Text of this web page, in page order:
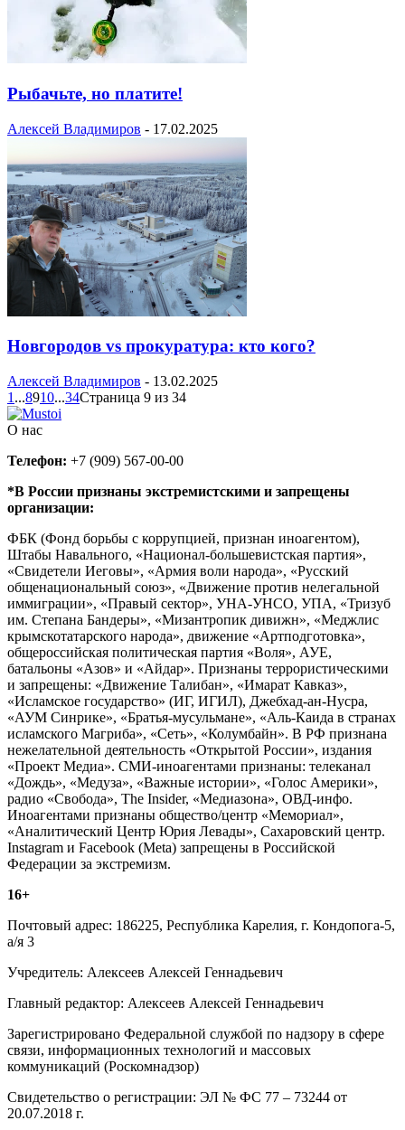
Рыбачьте, но платите!
Алексей Владимиров - 17.02.2025
Новгородов vs прокуратура: кто кого?
Алексей Владимиров - 13.02.2025
1 ...8910...34Страница 9 из 34
О нас
Телефон: +7 (909) 567-00-00
*В России признаны экстремистскими и запрещены
организации:
ФБК (Фонд борьбы с коррупцией, признан иноагентом),
Штабы Навального, «Национал-большевистская партия»,
«Свидетели Иеговы», «Армия воли народа», «Русский
общенациональный союз», «Движение против нелегальной
иммиграции», «Правый сектор», УНА-УНСО, УПА, «Тризуб
им. Степана Бандеры», «Мизантропик дивижн», «Меджлис
крымскотатарского народа», движение «Артподготовка»,
общероссийская политическая партия «Воля», АУЕ,
батальоны «Азов» и «Айдар». Признаны террористическими
и запрещены: «Движение Талибан», «Имарат Кавказ»,
«Исламское государство» (ИГ, ИГИЛ), Джебхад-ан-Нусра,
«АУМ Синрике», «Братья-мусульмане», «Аль-Каида в странах
исламского Магриба», «Сеть», «Колумбайн». В РФ признана
нежелательной деятельность «Открытой России», издания
«Проект Медиа». СМИ-иноагентами признаны: телеканал
«Дождь», «Медуза», «Важные истории», «Голос Америки»,
радио «Свобода», The Insider, «Медиазона», ОВД-инфо.
Иноагентами признаны общество/центр «Мемориал»,
«Аналитический Центр Юрия Левады», Сахаровский центр.
Instagram и Facebook (Metа) запрещены в Российской
Федерации за экстремизм.
16+
Почтовый адрес: 186225, Республика Карелия, г. Кондопога-5,
а/я 3
Учредитель: Алексеев Алексей Геннадьевич
Главный редактор: Алексеев Алексей Геннадьевич
Зарегистрировано Федеральной службой по надзору в сфере
связи, информационных технологий и массовых
коммуникаций (Роскомнадзор)
Свидетельство о регистрации: ЭЛ № ФС 77 – 73244 от
20.07.2018 г.